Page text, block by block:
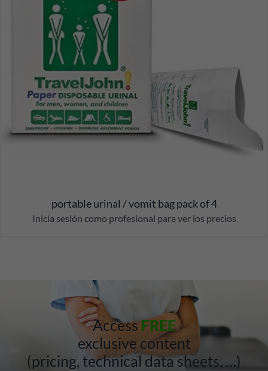
portable urinal / vomit bag pack of 4
Inicia sesión como profesional para ver los precios
AccessFREE
exclusive content
(pricing, technical data sheets, …)